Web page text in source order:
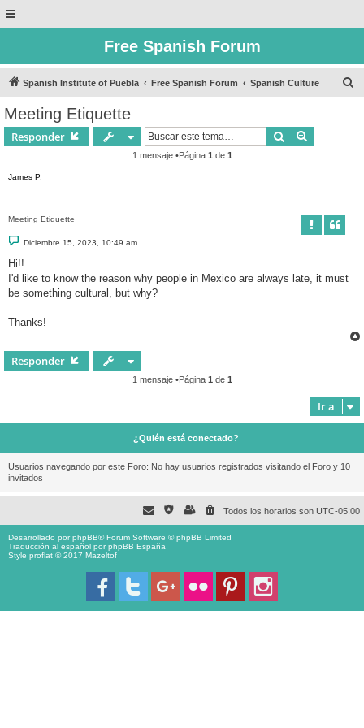
Free Spanish Forum
Spanish Institute of Puebla Free Spanish Forum Spanish Culture
Meeting Etiquette
Responder Buscar
1 mensaje •Página 1 de 1
James P.
Meeting Etiquette
M
e
n
s
a
e
Diciembre 15, 2023, 10:49 am
Hi!!
I'd like to know the reason why people in Mexico are always late, it must
be something cultural, but why?
Thanks!
Responder
1 mensaje •Página 1 de 1
Ir a
¿Quién está conectado?
Usuarios navegando por este Foro: No hay usuarios registrados visitando el Foro y 10
invitados
Todos los horarios son UTC-05:00
Desarrollado porphpBB® Forum Software © phpBB Limited
Traducción al español porphpBB España
Style proflat © 2017 Mazeltof